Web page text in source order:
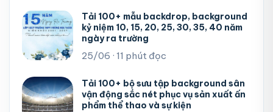
Tải 100+ mẫu backdrop, background
kỷ niệm 10, 15, 20, 25, 30, 35, 40 năm
ngày ra trường
25/06 · 11 phút đọc
Tải 100+ bộ sưu tập background sân
vận động sắc nét phục vụ sản xuất ấn
phẩm thể thao và sự kiện